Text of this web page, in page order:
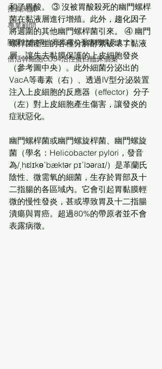
推薦閱讀
專業顧問
關愛社會[養生寶高電位受惠機構及人士]
倍活幹細胞CD34活性蛋白臨床個案
和了胃酸。 ③ 沒被胃酸殺死的幽門螺桿
菌在黏液層進行增殖。此外，趨化因子
將週圍的其他幽門螺桿菌引來。 ④ 幽門
螺桿菌產生的各種分解酵素破壞了黏液
層，讓失去黏膜保護的上皮細胞發炎
（參考圖中央）。此外細菌分泌出的
VacA等毒素（右）、透過IV型分泌裝置
注入上皮細胞的反應器（effector）分子
（左）對上皮細胞產生傷害，讓發炎的
症狀惡化。
幽門螺桿菌或幽門螺旋桿菌、幽門螺旋
菌（學名：Helicobacter pylori，發音
為/ˌhɛlɪkɵˈbæktər pɪˈlɔəraɪ/）是革蘭氏
陰性、微需氧的細菌，生存於胃部及十
二指腸的各區域內。它會引起胃黏膜輕
微的慢性發炎，甚或導致胃及十二指腸
潰瘍與胃癌。超過80%的帶原者並不會
表露病徵。